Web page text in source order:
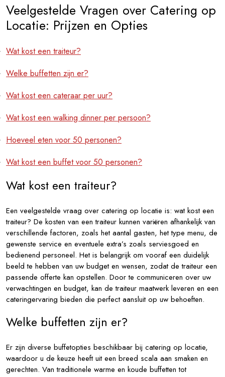
Veelgestelde Vragen over Catering op
Locatie: Prijzen en Opties
Wat kost een traiteur?
Welke buffetten zijn er?
Wat kost een cateraar per uur?
Wat kost een walking dinner per persoon?
Hoeveel eten voor 50 personen?
Wat kost een buffet voor 50 personen?
Wat kost een traiteur?
Een veelgestelde vraag over catering op locatie is: wat kost een
traiteur? De kosten van een traiteur kunnen variëren afhankelijk van
verschillende factoren, zoals het aantal gasten, het type menu, de
gewenste service en eventuele extra’s zoals serviesgoed en
bedienend personeel. Het is belangrijk om vooraf een duidelijk
beeld te hebben van uw budget en wensen, zodat de traiteur een
passende offerte kan opstellen. Door te communiceren over uw
verwachtingen en budget, kan de traiteur maatwerk leveren en een
cateringervaring bieden die perfect aansluit op uw behoeften.
Welke buffetten zijn er?
Er zijn diverse buffetopties beschikbaar bij catering op locatie,
waardoor u de keuze heeft uit een breed scala aan smaken en
gerechten. Van traditionele warme en koude buffetten tot